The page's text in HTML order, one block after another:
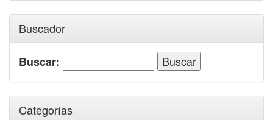
Buscador
Buscar:
Categorías